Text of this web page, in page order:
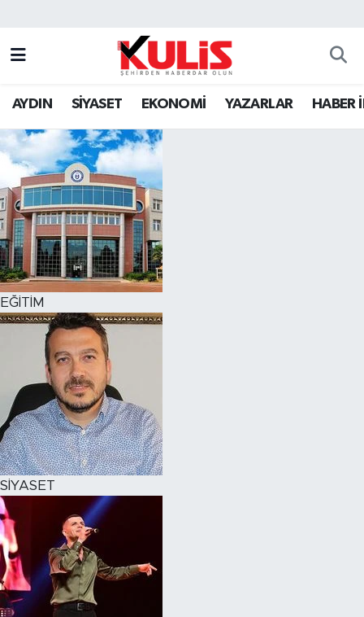
AYDIN SİYASET EKONOMİ YAZARLAR HABER
EĞİTİM
SİYASET